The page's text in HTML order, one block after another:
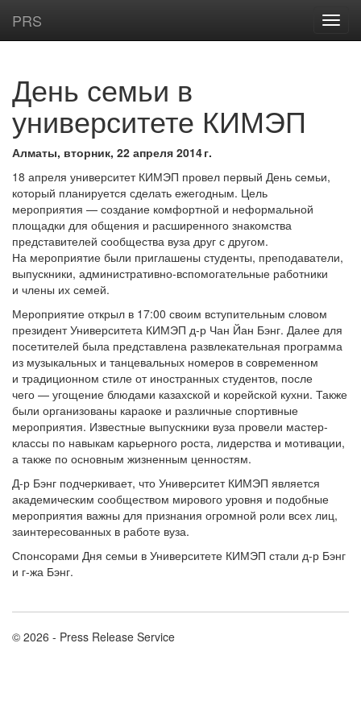
PRS
День семьи в
университете КИМЭП
Алматы, вторник, 22 апреля 2014 г.
18 апреля университет КИМЭП провел первый День семьи,
который планируется сделать ежегодным. Цель
мероприятия — создание комфортной и неформальной
площадки для общения и расширенного знакомства
представителей сообщества вуза друг с другом.
На мероприятие были приглашены студенты, преподаватели,
выпускники, административно-вспомогательные работники
и члены их семей.
Мероприятие открыл в 17:00 своим вступительным словом
президент Университета КИМЭП д-р Чан Йан Бэнг. Далее для
посетителей была представлена развлекательная программа
из музыкальных и танцевальных номеров в современном
и традиционном стиле от иностранных студентов, после
чего — угощение блюдами казахской и корейской кухни. Также
были организованы караоке и различные спортивные
мероприятия. Известные выпускники вуза провели мастер-
классы по навыкам карьерного роста, лидерства и мотивации,
а также по основным жизненным ценностям.
Д-р Бэнг подчеркивает, что Университет КИМЭП является
академическим сообществом мирового уровня и подобные
мероприятия важны для признания огромной роли всех лиц,
заинтересованных в работе вуза.
Спонсорами Дня семьи в Университете КИМЭП стали д-р Бэнг
и г-жа Бэнг.
© 2026 - Press Release Service